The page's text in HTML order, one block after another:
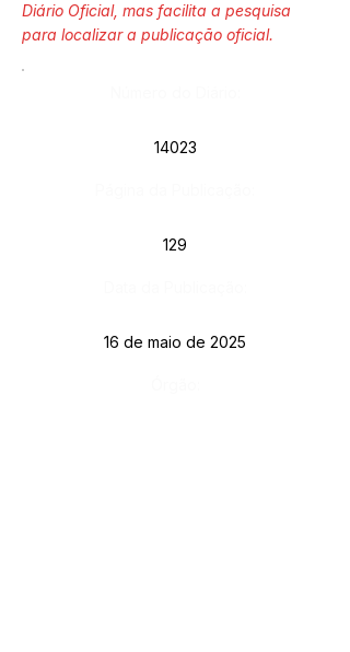
Diário Oficial, mas facilita a pesquisa
para localizar a publicação oficial.
14023
129
16 de maio de 2025